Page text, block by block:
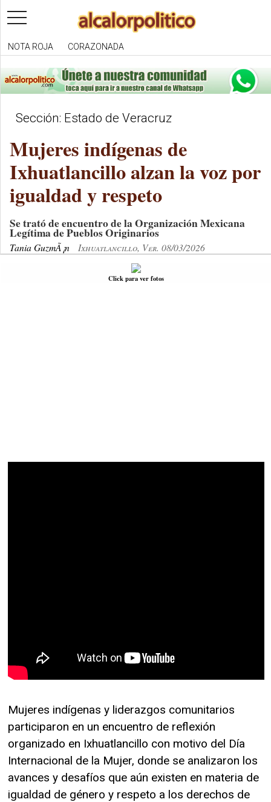
toggle
navigation
NOTA ROJA CORAZONADA
Sección: Estado de Veracruz
Mujeres indígenas de
Ixhuatlancillo alzan la voz por
igualdad y respeto
Se trató de encuentro de la Organización Mexicana
Legítima de Pueblos Originarios
Tania GuzmÃ¡n Ixhuatlancillo, Ver. 08/03/2026
Click para ver fotos
Mujeres indígenas y liderazgos comunitarios
participaron en un encuentro de reflexión
organizado en Ixhuatlancillo con motivo del Día
Internacional de la Mujer, donde se analizaron los
avances y desafíos que aún existen en materia de
igualdad de género y respeto a los derechos de